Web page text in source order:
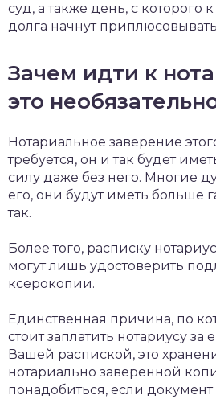
суд, а также день, с которого
долга начнут
Зачем идти к
это
Нотариальное заверение
требуется, он и так будет
силу даже без него. Многие
его, они будут иметь больше
так.
Более того, расписку
могут лишь удостоверить
ксерокопии.
Единственная причина, по
стоит заплатить нотариусу за
Вашей распиской, это
нотариально заверенной
понадобиться, если документ